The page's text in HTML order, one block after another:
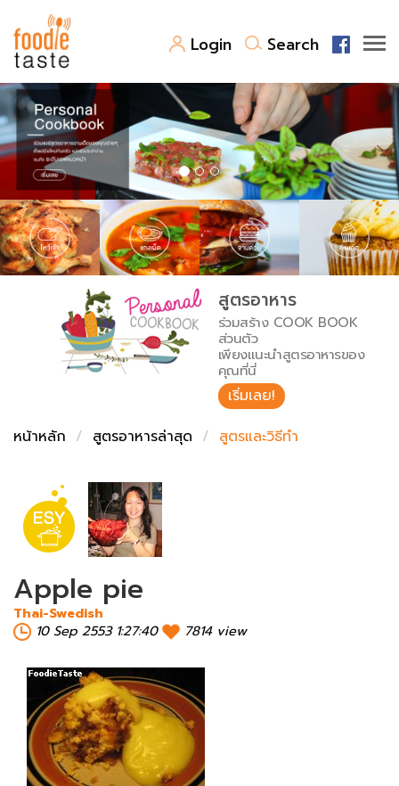
Login Search
สูตรอาหาร
สูตรอาหารล่าสุด
Top Foodie
พาไปชิม
สารพันก้นครัว
เคล็ดลับน่ารู้
เปรียบเทียบหน่วยการตวง
เปรียบเทียบอุณหภูมิ
เปรียบเทียบน้ำหนักวัตถุดิบ
FoodPedia
สร้าง Cookbook
สูตรอาหาร
ร่วมสร้าง COOK BOOK
ส่วนตัว
เพียงแนะนำสูตรอาหารของ
คุณที่นี่
เริ่มเลย!
หน้าหลัก
สูตรอาหารล่าสุด สูตรและวิธีทำ
Apple pie
Thai-Swedish
10 Sep 2553 1:27:40
7814 view